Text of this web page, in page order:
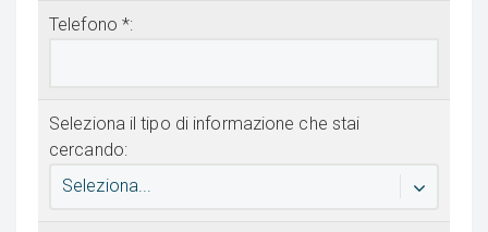
Telefono *:
Seleziona il tipo di informazione che stai
cercando:
Seleziona...